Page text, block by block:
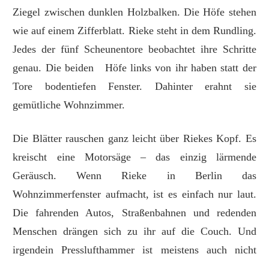
Ziegel zwischen dunklen Holzbalken. Die Höfe stehen
wie auf einem Zifferblatt. Rieke steht in dem Rundling.
Jedes der fünf Scheunentore beobachtet ihre Schritte
genau. Die beiden Höfe links von ihr haben statt der
Tore bodentiefen Fenster. Dahinter erahnt sie
gemütliche Wohnzimmer.
Die Blätter rauschen ganz leicht über Riekes Kopf. Es
kreischt eine Motorsäge – das einzig lärmende
Geräusch. Wenn Rieke in Berlin das
Wohnzimmerfenster aufmacht, ist es einfach nur laut.
Die fahrenden Autos, Straßenbahnen und redenden
Menschen drängen sich zu ihr auf die Couch. Und
irgendein Presslufthammer ist meistens auch nicht